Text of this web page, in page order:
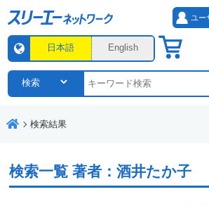
ユー
日本語 English
検索結果
検索一覧著者：酒井たか子